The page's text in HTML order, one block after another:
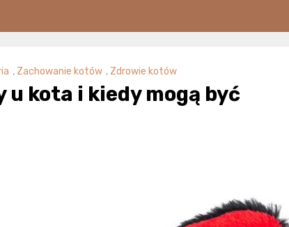
, Zachowanie kotów , Zdrowie kotów
u kota i kiedy mogą być